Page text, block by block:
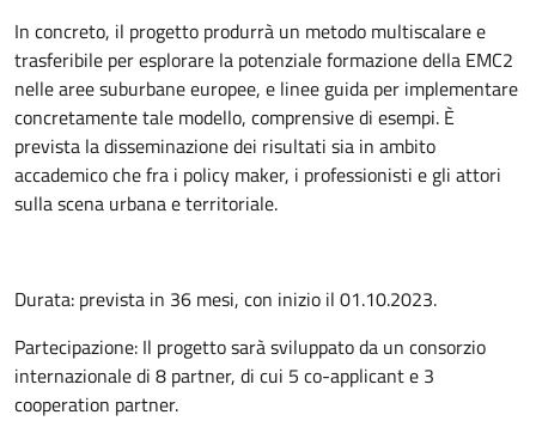
In concreto, il progetto produrrà un metodo multiscalare e
trasferibile per esplorare la potenziale formazione della EMC2
nelle aree suburbane europee, e linee guida per implementare
concretamente tale modello, comprensive di esempi. È
prevista la disseminazione dei risultati sia in ambito
accademico che fra i policy maker, i professionisti e gli attori
sulla scena urbana e territoriale.
Durata: prevista in 36 mesi, con inizio il 01.10.2023.
Partecipazione: Il progetto sarà sviluppato da un consorzio
internazionale di 8 partner, di cui 5 co-applicant e 3
cooperation partner.